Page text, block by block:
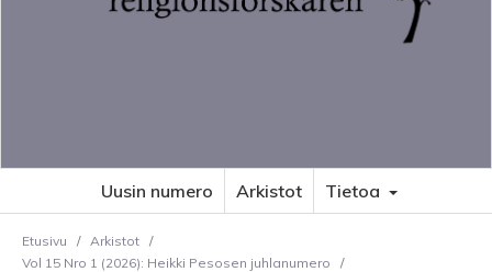
Uusin numero Arkistot Tietoa
Etusivu / Arkistot /
Vol 15 Nro 1 (2026): Heikki Pesosen juhlanumero
/